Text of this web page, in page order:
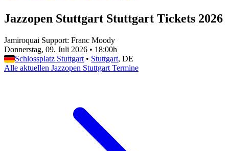
Jazzopen Stuttgart Stuttgart Tickets 2026
Jamiroquai Support: Franc Moody
Donnerstag, 09. Juli 2026 • 18:00h
Schlossplatz Stuttgart • Stuttgart, DE
Alle aktuellen Jazzopen Stuttgart Termine